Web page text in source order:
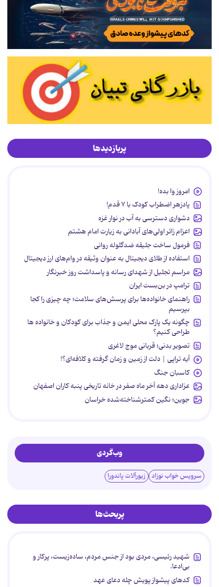
پربازدیدها
امروز وا بده!
پادزهر اضطراب کودک با ۷ قدم!
دشواری دسترسی به آب در نوار غزه
اعزام زائر اولی‌های آبادانی به زیارت امام هشتم
فرمول ساخت جلیقه ضدگلوله روانی
استفاده از طلای دیجیتال به عنوان وثیقه در وام‌های ارز دیجیتال
مراسم تجلیل از شهدای رسانه و پاسداشت روز خبرنگار
ترامپ در بن‌بست ایران
راهنمای خانواده‌ها برای پرسش‌های سلامت؛ چه چیزی را کجا
بپرسیم
چگونه یک پارک محلی ایمن و جذاب برای کودکان و خانواده ها
طراحی کنیم؟
تصویر بدنی؛ قربانی موج لاغری
آیه تراپی | دلت از زمین و زمان گرفته و کلافه‌ای؟!
کاسبان جنگ
عزاداری دهه آخر ماه صفر در خانه تاریخی پنبه کاران اصفهان
جوین؛ نگین کمترشناخته‌شده خراسان
وب‌گردی
سرویس خواب نوزاد زیورآلات پاندورا
پربحث‌ها
شهید رئیسی، مردی بود از جنس مردم، ساده‌زیست، پرکار و
بی‌ادعا.
کدهای پیشواز پویش چله دعای عهد